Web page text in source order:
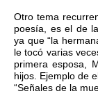
Otro tema
poesía, es el de
ya que “la
le tocó varias
primera esposa,
hijos. Ejemplo de
“Señales de la